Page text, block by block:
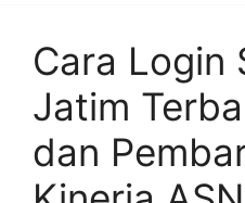
Cara Login
Jatim
dan